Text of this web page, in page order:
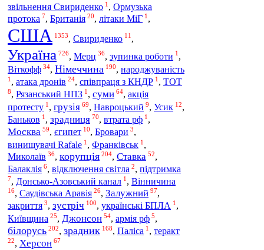
звільнення Свириденко 1 , Ормузька
протока 7, Британія 20, літаки МіГ 1 ,
США 1353, Свириденко 11 ,
Україна 726, Мерц 36, зупинка роботи 1 ,
Віткофф 34, Німеччина 190, народжуваність
1 , атака дронів 24, співпраця з КНДР 1 , ТОТ
8, Рязанський НПЗ 1 , суми 64, акція
протесту 1 , грузія 69, Навроцький 9, Усик 12,
Баньков 1 , зрадниця 70, втрата рф 1 ,
Москва 59, єгипет 10, Бровари 3,
винищувачі Rafale 1 , Франківськ 1 ,
Миколаїв 36, корупція 204, Ставка 52,
Балаклія 6, відключення світла 2, підтримка
7, Донсько-Азовський канал 1 , Вінничина
16, Саудівська Аравія 26, Залужний 97,
закриття 3, зустріч 100, українські БПЛА 1 ,
Київщина 25, Джонсон 54, армія рф 5,
білорусь 202, зрадник 168, Паліса 1 , теракт
22, Херсон 67